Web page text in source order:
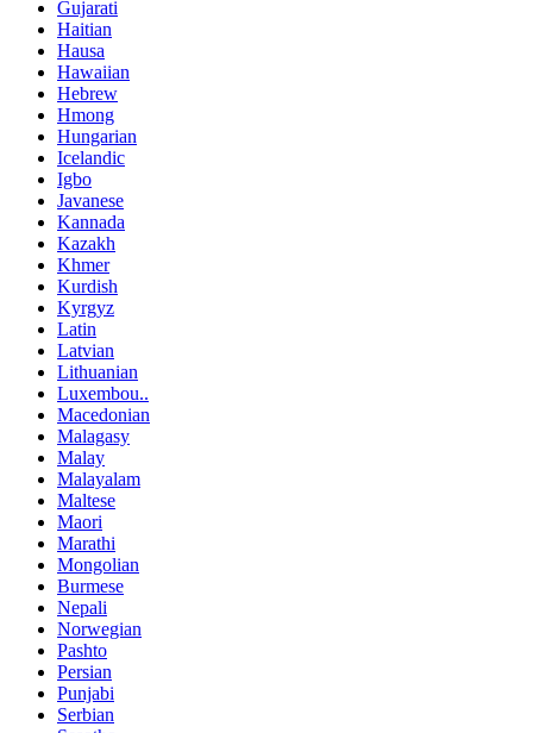
Gujarati
Haitian
Hausa
Hawaiian
Hebrew
Hmong
Hungarian
Icelandic
Igbo
Javanese
Kannada
Kazakh
Khmer
Kurdish
Kyrgyz
Latin
Latvian
Lithuanian
Luxembou..
Macedonian
Malagasy
Malay
Malayalam
Maltese
Maori
Marathi
Mongolian
Burmese
Nepali
Norwegian
Pashto
Persian
Punjabi
Serbian